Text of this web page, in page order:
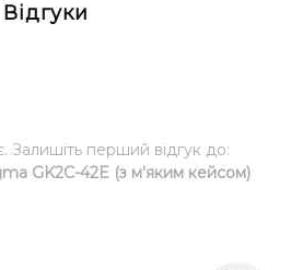
Відгуки
Залишіть перший відгук до:
GK2C-42E (з м'яким кейсом)